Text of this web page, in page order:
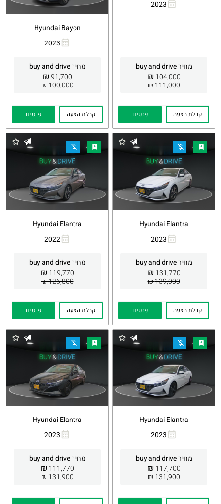
2023
מחיר buy and drive
104,000
₪
111,000 ₪
Whatsapp
קבלת הצעה פרטים
Hyundai Bayon
2023
מחיר buy and drive
91,700
₪
100,000 ₪
Whatsapp
קבלת הצעה פרטים
Hyundai Elantra
2023
מחיר buy and drive
131,770
₪
139,000 ₪
Whatsapp
קבלת הצעה פרטים
Hyundai Elantra
2022
מחיר buy and drive
119,770
₪
126,800 ₪
Whatsapp
קבלת הצעה פרטים
Hyundai Elantra
2023
מחיר buy and drive
117,700
₪
131,900 ₪
Whatsapp
Hyundai Elantra
2023
מחיר buy and drive
111,770
₪
131,900 ₪
Whatsapp